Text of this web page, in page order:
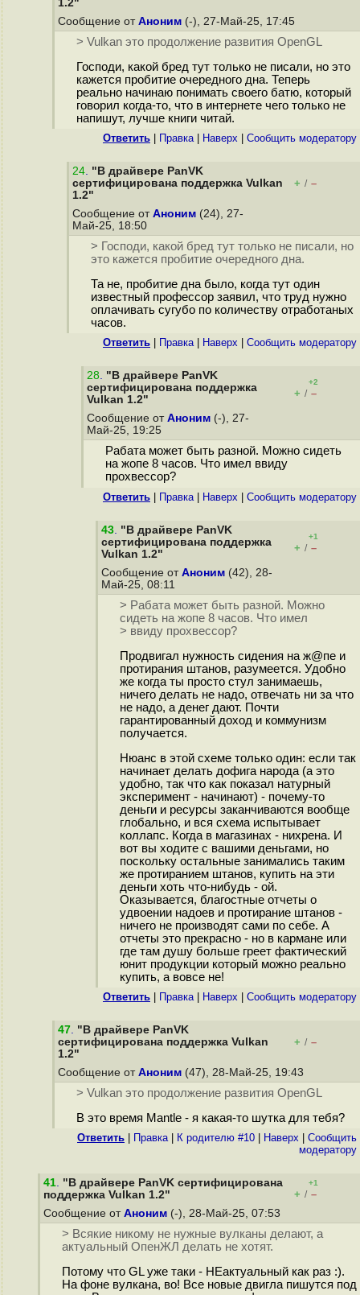
1.2"
Сообщение от Аноним (-), 27-Май-25, 17:45
> Vulkan это продолжение развития OpenGL
Господи, какой бред тут только не писали, но это
кажется пробитие очередного дна. Теперь
реально начинаю понимать своего батю, который
говорил когда-то, что в интернете чего только не
напишут, лучше книги читай.
Ответить Правка| Наверх Cообщить модератору
24. "В драйвере PanVK
сертифицирована поддержка Vulkan
1.2"
+ / –
Сообщение от Аноним (24), 27-
Май-25, 18:50
> Господи, какой бред тут только не писали, но
это кажется пробитие очередного дна.
Та не, пробитие дна было, когда тут один
известный профессор заявил, что труд нужно
оплачивать сугубо по количеству отработаных
часов.
Ответить Правка| Наверх Cообщить модератору
28. "В драйвере PanVK
сертифицирована поддержка
Vulkan 1.2"
+2
+ / –
Сообщение от Аноним (-), 27-
Май-25, 19:25
Рабата может быть разной. Можно сидеть
на жопе 8 часов. Что имел ввиду
прохвессор?
Ответить Правка| Наверх Cообщить модератору
43. "В драйвере PanVK
сертифицирована поддержка
Vulkan 1.2"
+1
+ / –
Сообщение от Аноним (42), 28-
Май-25, 08:11
> Рабата может быть разной. Можно
сидеть на жопе 8 часов. Что имел
> ввиду прохвессор?
Продвигал нужность сидения на ж@пе и
протирания штанов, разумеется. Удобно
же когда ты просто стул занимаешь,
ничего делать не надо, отвечать ни за что
не надо, а денег дают. Почти
гарантированный доход и коммунизм
получается.
Нюанс в этой схеме только один: если так
начинает делать дофига народа (а это
удобно, так что как показал натурный
эксперимент - начинают) - почему-то
деньги и ресурсы заканчиваются вообще
глобально, и вся схема испытывает
коллапс. Когда в магазинах - нихрена. И
вот вы ходите с вашими деньгами, но
поскольку остальные занимались таким
же протиранием штанов, купить на эти
деньги хоть что-нибудь - ой.
Оказывается, благостные отчеты о
удвоении надоев и протирание штанов -
ничего не производят сами по себе. А
отчеты это прекрасно - но в кармане или
где там душу больше греет фактический
юнит продукции который можно реально
купить, а вовсе не!
Ответить Правка| Наверх Cообщить модератору
47. "В драйвере PanVK
сертифицирована поддержка Vulkan
1.2"
+ / –
Сообщение от Аноним (47), 28-Май-25, 19:43
> Vulkan это продолжение развития OpenGL
В это время Mantle - я какая-то шутка для тебя?
Ответить Правка| К родителю #10 Наверх
Cообщить
модератору
41. "В драйвере PanVK сертифицирована
поддержка Vulkan 1.2"
+1
+ / –
Сообщение от Аноним (-), 28-Май-25, 07:53
> Всякие никому не нужные вулканы делают, а
актуальный ОпенЖЛ делать не хотят.
Потому что GL уже таки - НЕактуальный как раз :).
На фоне вулкана, во! Все новые двигла пишутся под